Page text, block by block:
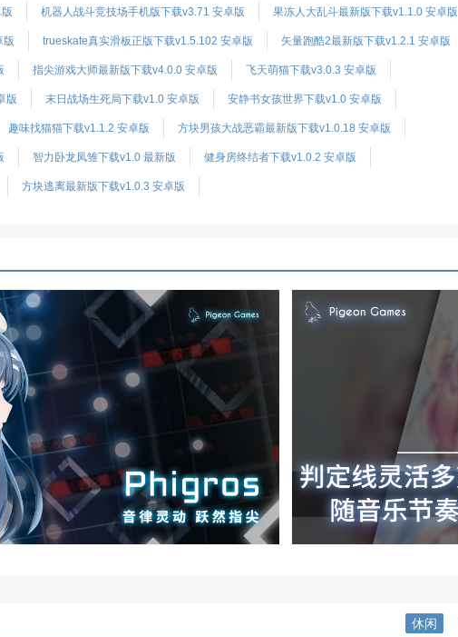
机器人战斗竞技场手机版下载v3.71 安卓版 果冻人大乱斗最新版下载v1.1.0 安卓版
版 trueskate真实滑板正版下载v1.5.102 安卓版 矢量跑酷2最新版下载v1.2.1 安卓版
指尖游戏大师最新版下载v4.0.0 安卓版 飞天萌猫下载v3.0.3 安卓版
版 末日战场生死局下载v1.0 安卓版 安静书女孩世界下载v1.0 安卓版
趣味找猫猫下载v1.1.2 安卓版 方块男孩大战恶霸最新版下载v1.0.18 安卓版
智力卧龙凤雏下载v1.0 最新版 健身房终结者下载v1.0.2 安卓版
方块逃离最新版下载v1.0.3 安卓版
休闲